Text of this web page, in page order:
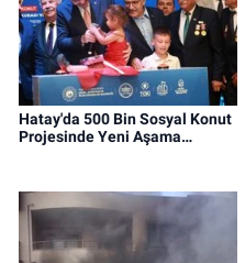
Hatay'da 500 Bin Sosyal Konut
Projesinde Yeni Aşama…